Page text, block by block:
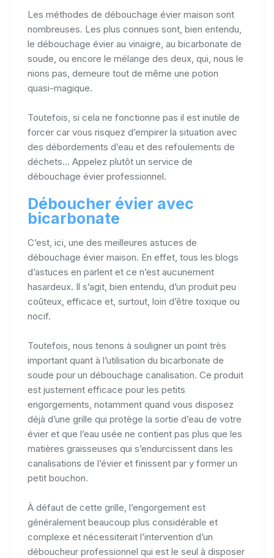
Les méthodes de débouchage évier maison sont
nombreuses. Les plus connues sont, bien entendu,
le débouchage évier au vinaigre, au bicarbonate de
soude, ou encore le mélange des deux, qui, nous le
nions pas, demeure tout de même une potion
quasi-magique.
Toutefois, si cela ne fonctionne pas il est inutile de
forcer car vous risquez d’empirer la situation avec
des débordements d’eau et des refoulements de
déchets... Appelez plutôt un service de
débouchage évier professionnel.
Déboucher évier avec
bicarbonate
C’est, ici, une des meilleures astuces de
débouchage évier maison. En effet, tous les blogs
d’astuces en parlent et ce n’est aucunement
hasardeux. Il s’agit, bien entendu, d’un produit peu
coûteux, efficace et, surtout, loin d’être toxique ou
nocif.
Toutefois, nous tenons à souligner un point très
important quant à l’utilisation du bicarbonate de
soude pour un débouchage canalisation. Ce produit
est justement efficace pour les petits
engorgements, notamment quand vous disposez
déjà d’une grille qui protège la sortie d’eau de votre
évier et que l’eau usée ne contient pas plus que les
matières graisseuses qui s’endurcissent dans les
canalisations de l’évier et finissent par y former un
petit bouchon.
À défaut de cette grille, l’engorgement est
généralement beaucoup plus considérable et
complexe et nécessiterait l’intervention d’un
déboucheur professionnel qui est le seul à disposer